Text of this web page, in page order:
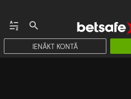
IENĀKT KONTĀ